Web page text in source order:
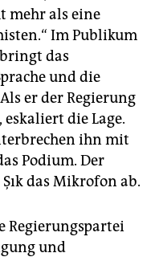
mehr als eine
Im Publikum
das
und die
er der Regierung
die Lage.
ihn mit
Podium. Der
das Mikrofon ab.
Regierungspartei
und